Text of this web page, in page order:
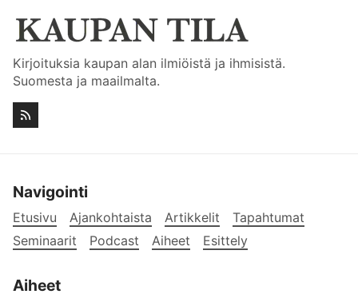
Kirjoituksia kaupan alan ilmiöistä ja ihmisistä.
Suomesta ja maailmalta.
Navigointi
Etusivu Ajankohtaista Artikkelit
Tapahtumat
Seminaarit
Podcast Aiheet Esittely
Aiheet